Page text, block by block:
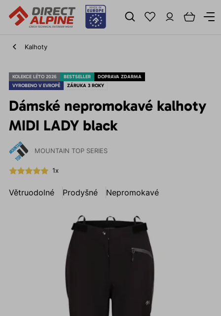
Kalhoty
KOLEKCE LÉTO 2026 BESTSELLER
DOPRAVA ZDARMA
VYROBENO V EVROPĚ
ZÁRUKA 3 ROKY
Dámské nepromokavé kalhoty
MIDI LADY black
MOUNTAIN TOP SERIES
1x
Větruodolné Prodyšné Nepromokavé